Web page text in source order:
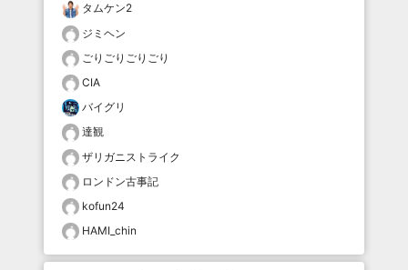
タムケン2
ジミヘン
ごりごりごりごり
CIA
バイグリ
達観
ザリガニストライク
ロンドン古事記
kofun24
HAMI_chin